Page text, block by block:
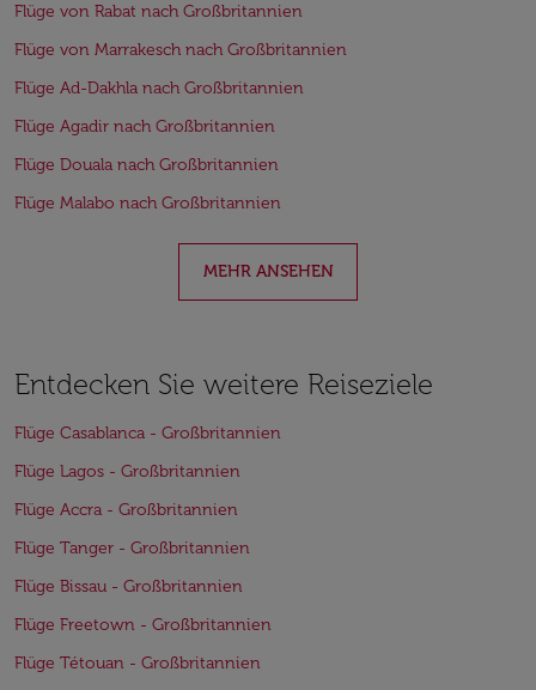
Flüge von Rabat nach Großbritannien
Flüge von Marrakesch nach Großbritannien
Flüge Ad-Dakhla nach Großbritannien
Flüge Agadir nach Großbritannien
Flüge Douala nach Großbritannien
Flüge Malabo nach Großbritannien
MEHR ANSEHEN
Entdecken Sie weitere Reiseziele
Flüge Casablanca - Großbritannien
Flüge Lagos - Großbritannien
Flüge Accra - Großbritannien
Flüge Tanger - Großbritannien
Flüge Bissau - Großbritannien
Flüge Freetown - Großbritannien
Flüge Tétouan - Großbritannien